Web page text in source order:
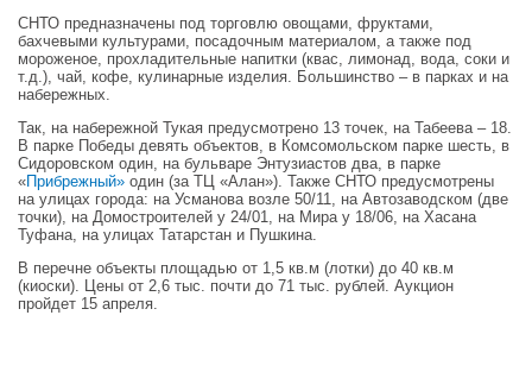
СНТО предназначены под торговлю овощами, фруктами,
бахчевыми культурами, посадочным материалом, а также под
мороженое, прохладительные напитки (квас, лимонад, вода, соки и
т.д.), чай, кофе, кулинарные изделия. Большинство – в парках и на
набережных.
Так, на набережной Тукая предусмотрено 13 точек, на Табеева – 18.
В парке Победы девять объектов, в Комсомольском парке шесть, в
Сидоровском один, на бульваре Энтузиастов два, в парке
«Прибрежный» один (за ТЦ «Алан»). Также СНТО предусмотрены
на улицах города: на Усманова возле 50/11, на Автозаводском (две
точки), на Домостроителей у 24/01, на Мира у 18/06, на Хасана
Туфана, на улицах Татарстан и Пушкина.
В перечне объекты площадью от 1,5 кв.м (лотки) до 40 кв.м
(киоски). Цены от 2,6 тыс. почти до 71 тыс. рублей. Аукцион
пройдет 15 апреля.